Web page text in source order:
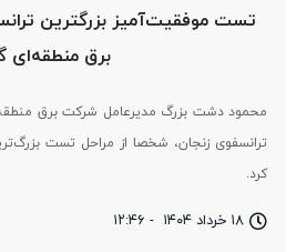
۱۸ خرداد ۱۴۰۴ - ۱۲:۴۶
تست موفقیت‌آمیز بزرگترین
برق منطقه‌ای
محمود دشت بزرگ مدیرعامل شرکت برق
ترانسفوی زنجان، شخصا از مراحل تست
کرد.